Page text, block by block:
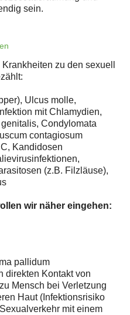
sein.
zu den sexuell
Ulcus molle,
mit Chlamydien,
Condylomata
contagiosum
Kandidosen
(z.B. Filzläuse),
wir näher eingehen:
pallidum
direkten Kontakt von
Mensch bei Verletzung
Haut (Infektionsrisiko
mit einem